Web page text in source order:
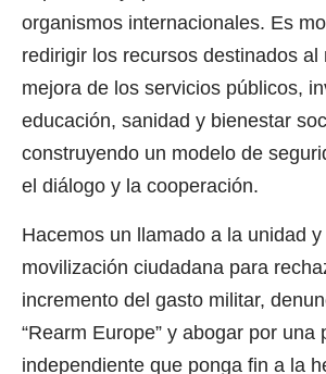
organismos internacionales. Es
redirigir los recursos destinados al
mejora de los servicios públicos,
educación, sanidad y bienestar
construyendo un modelo de
el diálogo y la cooperación.
Hacemos un llamado a la unidad y
movilización ciudadana para
incremento del gasto militar,
“Rearm Europe” y abogar por una
independiente que ponga fin a la